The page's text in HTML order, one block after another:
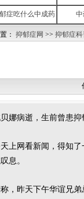
症吃什么中成药
： 抑郁症网 >> 抑郁症
娜病逝，生前曾患抑
上网看新闻，得知
息。
，昨天下午华谊兄